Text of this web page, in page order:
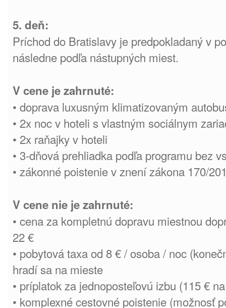
5. deň:
Príchod do Bratislavy je predpokladaný v
následne podľa nástupných miest.
V cene je zahrnuté:
• doprava luxusným klimatizovaným
• 2x noc v hoteli s vlastným sociálnym
• 2x raňajky v hoteli
• 3-dňová prehliadka podľa programu bez
• zákonné poistenie v znení zákona 170/
V cene nie je zahrnuté:
• cena za kompletnú dopravu miestnou
22 €
• pobytová taxa od 8 € / osoba / noc
hradí sa na mieste
• príplatok za jednoposteľovú izbu (115 €
• komplexné cestovné poistenie (možnosť